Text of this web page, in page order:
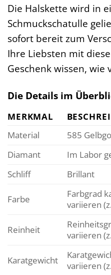
Die Halskette wird in
Schmuckschatulle
sofort bereit zum
Ihre Liebsten mit
Geschenk wissen,
Die Details im
MERKMAL
Material
585
Diamant
Im Labor
Schliff
Brillant
Farbe
Farbgrad
variieren
Reinheit
variieren
Karatgewicht
variieren